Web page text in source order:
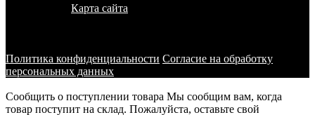
Карта сайта
Политика конфиденциальности Согласие на обработку
персональных данных
Сообщить о поступлении товара Мы сообщим вам, когда
товар поступит на склад. Пожалуйста, оставьте свой